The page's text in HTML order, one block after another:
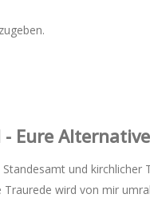
Eure
und
Traurede wird von mir